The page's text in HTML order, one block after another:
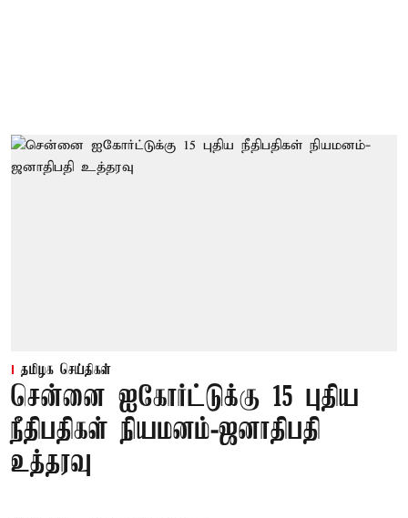
தமிழக செய்திகள்
சென்னை ஐகோர்ட்டுக்கு 15 புதிய
நீதிபதிகள் நியமனம்-ஜனாதிபதி
உத்தரவு